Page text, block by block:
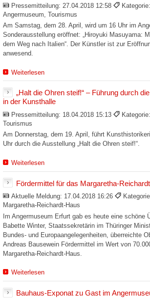
Pressemitteilung: 27.04.2018 12:58
Angermuseum, Tourismus
Am Samstag, dem 28. April, wird um 16 Uhr im
Sonderausstellung eröffnet: „Hiroyuki Masuyama:
dem Weg nach Italien“. Der Künstler ist zur
anwesend.
Weiterlesen
„Halt die Ohren steif!“ – Führung durch
in der Kunsthalle
Pressemitteilung: 18.04.2018 15:13
Tourismus
Am Donnerstag, dem 19. April, führt
Uhr durch die Ausstellung „Halt die Ohren steif!“.
Weiterlesen
Fördermittel für das Margaretha-
Aktuelle Meldung: 17.04.2018 16:26
Margaretha-Reichardt-Haus
Im Angermuseum Erfurt gab es heute eine schöne
Babette Winter, Staatssekretärin im Thüringer
Bundes- und Europaangelegenheiten, überreichte
Andreas Bausewein Fördermittel im Wert von
Margaretha-Reichardt-Haus.
Weiterlesen
Bauhaus-Exponat zu Gast im